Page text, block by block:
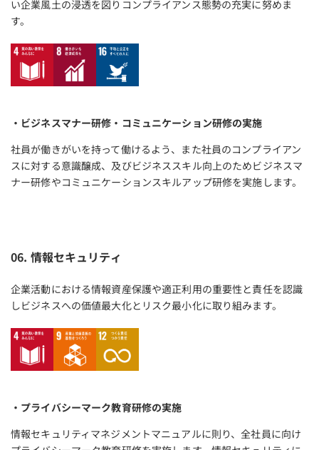
い企業風土の浸透を図りコンプライアンス態勢の充実に努めま
す。
・ビジネスマナー研修・コミュニケーション研修の実施
社員が働きがいを持って働けるよう、また社員のコンプライアン
スに対する意識醸成、及びビジネススキル向上のためビジネスマ
ナー研修やコミュニケーションスキルアップ研修を実施します。
06. 情報セキュリティ
企業活動における情報資産保護や適正利用の重要性と責任を認識
しビジネスへの価値最大化とリスク最小化に取り組みます。
・プライバシーマーク教育研修の実施
情報セキュリティマネジメントマニュアルに則り、全社員に向け